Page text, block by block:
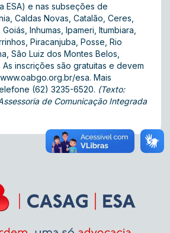
ESA) e nas subseções de
Caldas Novas, Catalão, Ceres,
Inhumas, Ipameri, Itumbiara,
Piracanjuba, Posse, Rio
São Luiz dos Montes Belos,
inscrições são gratuitas e devem
www.oabgo.org.br/esa. Mais
(62) 3235-6520. (Texto:
de Comunicação Integrada